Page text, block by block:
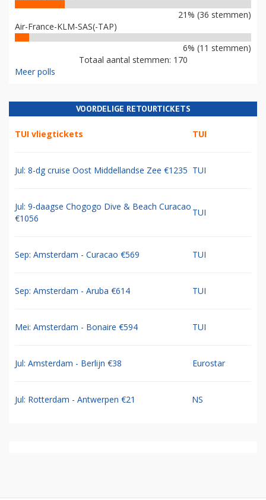
21% (36 stemmen)
Air-France-KLM-SAS(-TAP)
6% (11 stemmen)
Totaal aantal stemmen: 170
Meer polls
VOORDELIGE RETOURTICKETS
TUI vliegtickets TUI
Jul: 8-dg cruise Oost Middellandse Zee €1235 TUI
Jul: 9-daagse Chogogo Dive & Beach Curacao
€1056
TUI
Sep: Amsterdam - Curacao €569 TUI
Sep: Amsterdam - Aruba €614 TUI
Mei: Amsterdam - Bonaire €594 TUI
Jul: Amsterdam - Berlijn €38 Eurostar
Jul: Rotterdam - Antwerpen €21 NS